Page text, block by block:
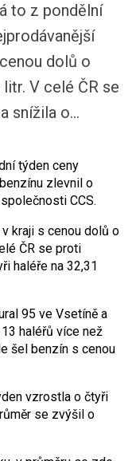
to z pondělní
dolů o
V celé ČR se
snížila o...
týden ceny
zlevnil o
CCS.
kraji s cenou dolů o
ČR se proti
haléře na 32,31
95 ve Vsetíně a
haléřů více než
šel benzín s cenou
vzrostla o čtyři
se zvýšil o